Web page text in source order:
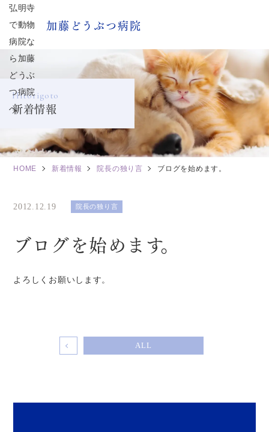
加藤どうぶつ病院
Hitorigoto
新着情報
HOME 新着情報 院長の独り言 ブログを始めます。
2012.12.19 院長の独り言
ブログを始めます。
よろしくお願いします。
ALL